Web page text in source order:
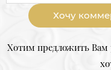
Хочу
Хотим предложить Вам